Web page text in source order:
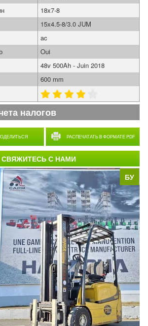
БУ
РАСПЕЧАТАТЬ В ФОРМАТЕ PDF
18x7-8
15x4.5-8/3.0 JUM
ac
Oui
48v 500Ah - Juin 2018
600 mm
налогов
СВЯЖИТЕСЬ С НАМИ